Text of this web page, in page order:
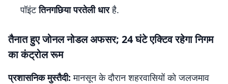
पॉइंटतिनगछिया परतेली धारहै.
तैनात हुए जोनल नोडल अफसर; 24 घंटे एक्टिव रहेगा निगम
का कंट्रोल रूम
प्रशासनिक मुस्तैदी: मानसून के दौरान शहरवासियों को जलजमाव